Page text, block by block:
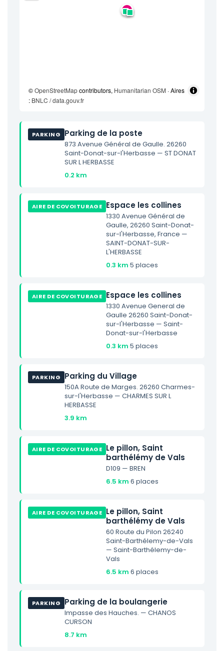
©OpenStreetMapcontributors, Humanitarian OSM · Aires
: BNLC / data.gouv.fr
PARKING Parking de la poste
873 Avenue Général de Gaulle. 26260
Saint-Donat-sur-l'Herbasse — ST DONAT
SUR L HERBASSE
0.2 km
AIRE DE COVOITURAGE Espace les collines
1330 Avenue Général de
Gaulle, 26260 Saint-Donat-
sur-l'Herbasse, France —
SAINT-DONAT-SUR-
L'HERBASSE
0.3 km·5 places
AIRE DE COVOITURAGE Espace les collines
1330 Avenue General de
Gaulle 26260 Saint-Donat-
sur-l'Herbasse — Saint-
Donat-sur-l'Herbasse
0.3 km·5 places
PARKING Parking du Village
150A Route de Marges. 26260 Charmes-
sur-l'Herbasse — CHARMES SUR L
HERBASSE
3.9 km
AIRE DE COVOITURAGE Le pillon, Saint
barthélémy de Vals
D109 — BREN
6.5 km·6 places
AIRE DE COVOITURAGE Le pillon, Saint
barthélémy de Vals
60 Route du Pilon 26240
Saint-Barthélemy-de-Vals
— Saint-Barthélemy-de-
Vals
6.5 km·6 places
PARKING Parking de la boulangerie
Impasse des Hauches. — CHANOS
CURSON
8.7 km